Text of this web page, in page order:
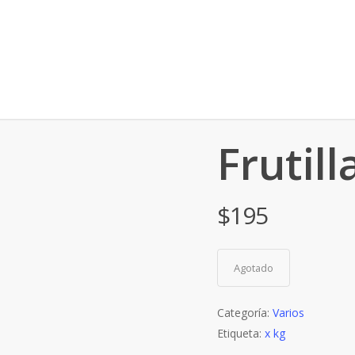
$195
Agotado
Categoría: Varios
Etiqueta: x kg